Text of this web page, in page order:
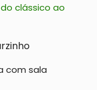
clássico ao